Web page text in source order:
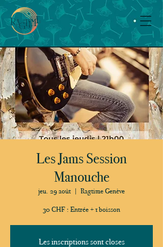
Les Jams Session
Manouche
jeu. 29 août
  |
Ragtime Genève
30 CHF : Entrée + 1 boisson
Les inscriptions sont closes